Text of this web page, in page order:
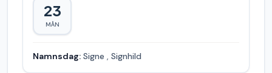
23
MÅN
Namnsdag: Signe , Signhild